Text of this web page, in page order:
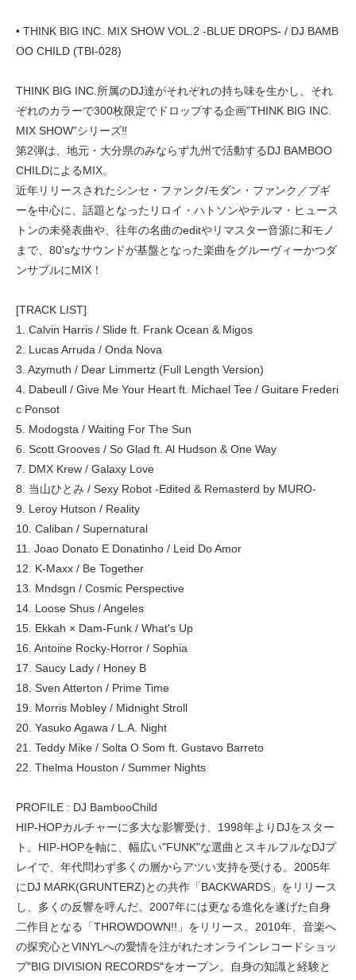
• THINK BIG INC. MIX SHOW VOL.2 -BLUE DROPS- / DJ BAMB
OO CHILD (TBI-028)
THINK BIG INC.所属のDJ達がそれぞれの持ち味を生かし、それ
ぞれのカラーで300枚限定でドロップする企画”THINK BIG INC.
MIX SHOW”シリーズ‼︎
第2弾は、地元・大分県のみならず九州で活動するDJ BAMBOO
CHILDによるMIX。
近年リリースされたシンセ・ファンク/モダン・ファンク／ブギ
ーを中心に、話題となったリロイ・ハトソンやテルマ・ヒュース
トンの未発表曲や、往年の名曲のeditやリマスター音源に和モノ
まで、80'sなサウンドが基盤となった楽曲をグルーヴィーかつダ
ンサブルにMIX！
[TRACK LIST]
1. Calvin Harris / Slide ft. Frank Ocean & Migos
2. Lucas Arruda / Onda Nova
3. Azymuth / Dear Limmertz (Full Length Version)
4. Dabeull / Give Me Your Heart ft. Michael Tee / Guitare Frederi
c Ponsot
5. Modogsta / Waiting For The Sun
6. Scott Grooves / So Glad ft. Al Hudson & One Way
7. DMX Krew / Galaxy Love
8. 当山ひとみ / Sexy Robot -Edited & Remasterd by MURO-
9. Leroy Hutson / Reality
10. Caliban / Supernatural
11. Joao Donato E Donatinho / Leid Do Amor
12. K-Maxx / Be Together
13. Mndsgn / Cosmic Perspective
14. Loose Shus / Angeles
15. Ekkah × Dam-Funk / What's Up
16. Antoine Rocky-Horror / Sophia
17. Saucy Lady / Honey B
18. Sven Atterton / Prime Time
19. Morris Mobley / Midnight Stroll
20. Yasuko Agawa / L.A. Night
21. Teddy Mike / Solta O Som ft. Gustavo Barreto
22. Thelma Houston / Summer Nights
PROFILE : DJ BambooChild
HIP-HOPカルチャーに多大な影響受け、1998年よりDJをスター
ト。HIP-HOPを軸に、幅広い"FUNK"な選曲とスキルフルなDJプ
レイで、年代問わず多くの層からアツい支持を受ける。2005年
にDJ MARK(GRUNTERZ)との共作「BACKWARDS」をリリース
し、多くの反響を呼んだ。2007年には更なる進化を遂げた自身
二作目となる「THROWDOWN!!」をリリース。2010年、音楽へ
の探究心とVINYLへの愛情を注がれたオンラインレコードショッ
プ"BIG DIVISION RECORDS"をオープン。自身の知識と経験と